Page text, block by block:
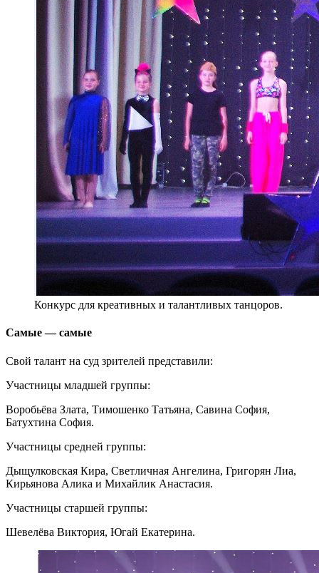
Конкурс для креативных и талантливых танцоров.
Самые — самые
Свой талант на суд зрителей представили:
Участницы младшей группы:
Воробьёва Злата, Тимошенко Татьяна, Савина София,
Батухтина София.
Участницы средней группы:
Дыщулковская Кира, Светличная Ангелина, Григорян Лиа,
Кирьянова Алика и Михайлик Анастасия.
Участницы старшей группы:
Шевелёва Виктория, Югай Екатерина.